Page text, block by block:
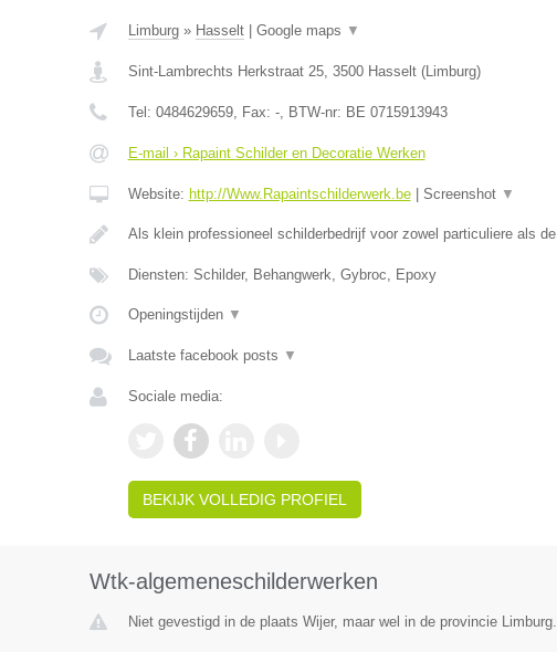
Limburg» Hasselt| Google maps ▼
Sint-Lambrechts Herkstraat 25, 3500 Hasselt(Limburg)
Tel: 0484629659, Fax: -, BTW-nr: BE 0715913943
E-mail › Rapaint Schilder en Decoratie Werken
Website: http://Www.Rapaintschilderwerk.be| Screenshot ▼
Als klein professioneel schilderbedrijf voor zowel particuliere als de
Diensten: Schilder, Behangwerk, Gybroc, Epoxy
Openingstijden ▼
Laatste facebook posts ▼
Sociale media:
BEKIJK VOLLEDIG PROFIEL
Wtk-algemeneschilderwerken
Niet gevestigd in de plaats Wijer, maar wel in de provincie Limburg.